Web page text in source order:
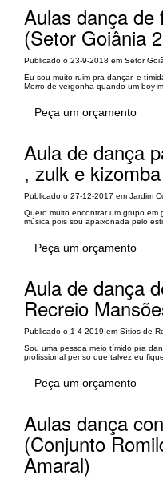
Aulas dança
(Setor Goiânia
Publicado o 23-9-2018 em Setor
Eu sou muito ruim pra dançar, e
Morro de vergonha quando um boy
Peça um orçamento
Aula de dança
, zulk e
Publicado o 27-12-2017 em Jardim
Quero muito encontrar um grupo
música pois sou apaixonada pelo
Peça um orçamento
Aula de dança
Recreio
Publicado o 1-4-2019 em Sítios de
Sou uma pessoa meio tímido pra
profissional penso que talvez eu
Peça um orçamento
Aulas dança
(Conjunto
Amaral)